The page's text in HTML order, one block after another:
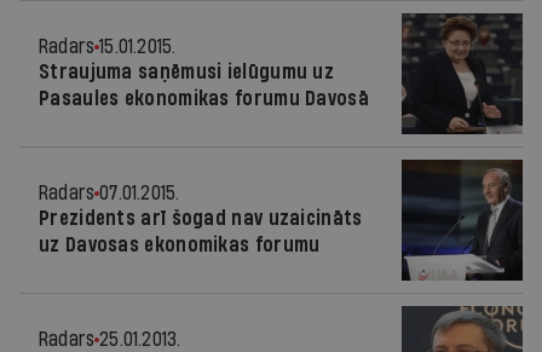
Radars 15.01.2015.
Straujuma saņēmusi ielūgumu uz
Pasaules ekonomikas forumu Davosā
Radars 07.01.2015.
Prezidents arī šogad nav uzaicināts
uz Davosas ekonomikas forumu
Radars 25.01.2013.